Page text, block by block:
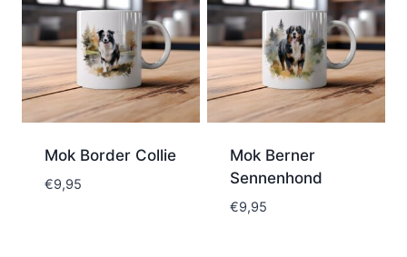
Mok Border Collie
€9,95
Mok Berner
Sennenhond
€9,95